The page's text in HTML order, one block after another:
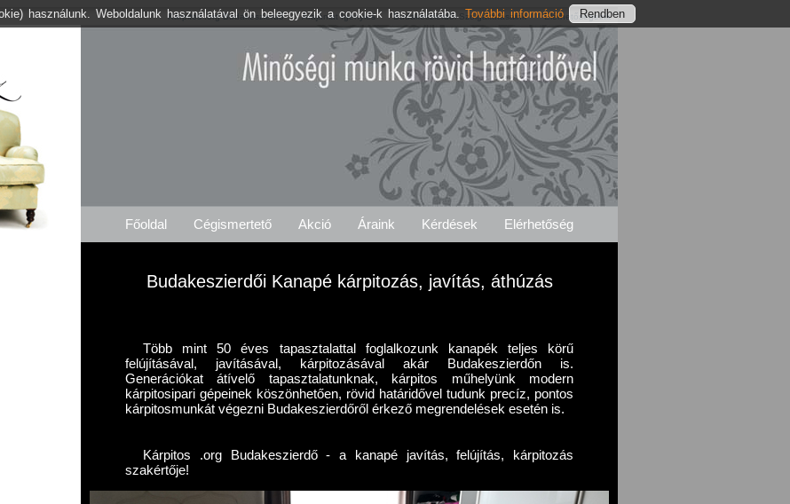
Kárpitos .org Budakeszierdő Árajánlat Igénylés Budakeszierdői Szolgáltatásaink Elérhetőségeink
Főoldal Cégismertető Akció Áraink Kérdések Elérhetőség
Budakeszierdői Kanapé kárpitozás, javítás, áthúzás
Több mint 50 éves tapasztalattal foglalkozunk kanapék teljes körű
felújításával, javításával, kárpitozásával akár Budakeszierdőn is.
Generációkat átívelő tapasztalatunknak, kárpitos műhelyünk modern
kárpitosipari gépeinek köszönhetően, rövid határidővel tudunk precíz, pontos
kárpitosmunkát végezni Budakeszierdőről érkező megrendelések esetén is.
Kárpitos .org Budakeszierdő - a kanapé javítás, felújítás, kárpitozás
szakértője!
használunk. Weboldalunk használatával ön beleegyezik a cookie-k használatába. További információ